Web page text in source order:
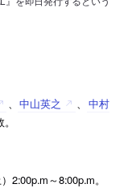
中山英之
中村
2:00p.m～8:00p.m。